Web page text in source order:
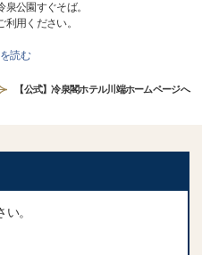
公園すぐそば。
用ください。
読む
【公式】冷泉閣ホテル川端ホームページへ
。